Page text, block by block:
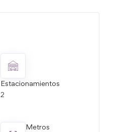
Estacionamientos
2
Metros